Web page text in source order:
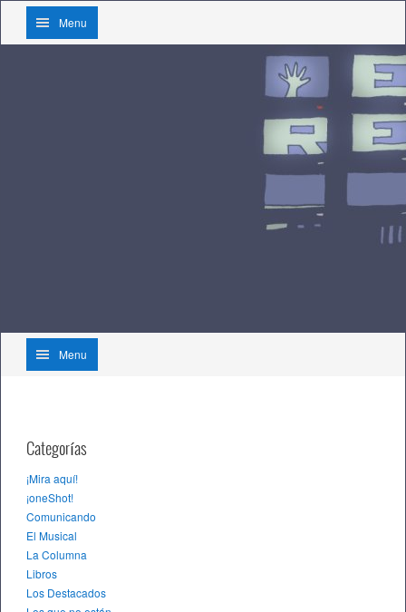
Menu
Menu
Categorías
¡Mira aquí!
¡oneShot!
Comunicando
El Musical
La Columna
Libros
Los Destacados